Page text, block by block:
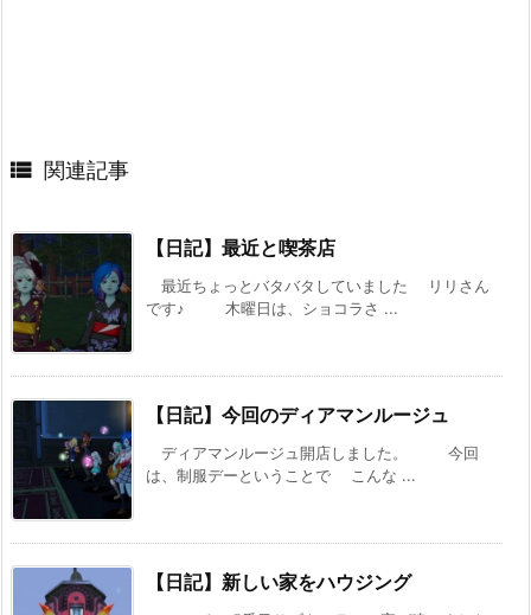
 関連記事
【日記】最近と喫茶店
最近ちょっとバタバタしていました リリさん
です♪ 木曜日は、ショコラさ ...
【日記】今回のディアマンルージュ
ディアマンルージュ開店しました。 今回
は、制服デーということで こんな ...
【日記】新しい家をハウジング